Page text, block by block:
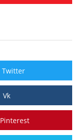
Twitter
Vk
Pinterest